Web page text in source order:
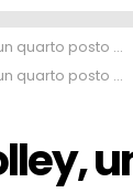
posto da applausi
posto da applausi